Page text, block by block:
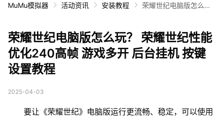
MuMu模拟器 活动资讯 安装教程
荣耀世纪电脑版怎么
台挂机 按键设置教程
荣耀世纪电脑版怎么玩？ 荣耀世纪性能
优化240高帧 游戏多开 后台挂机 按键
设置教程
2025-04-03
要让《荣耀世纪》电脑版运行更流畅、稳定，可以使用